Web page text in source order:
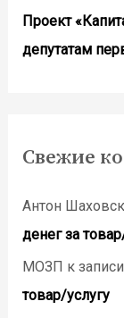
Проект
депутатам
Свежие
Антон
денег за
МОЗП к записи
товар/услугу